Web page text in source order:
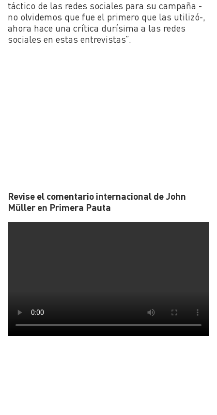
táctico de las redes sociales para su campaña -
no olvidemos que fue el primero que las utilizó-,
ahora hace una crítica durísima a las redes
sociales en estas entrevistas”.
Revise el comentario internacional de John
Müller en Primera Pauta